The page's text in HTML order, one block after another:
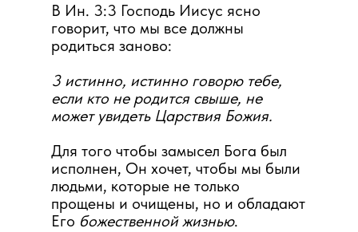
В Ин. 3:3 Господь Иисус ясно
говорит, что мы все должны
родиться заново:
3 истинно, истинно говорю тебе,
если кто не родится свыше, не
может увидеть Царствия Божия.
Для того чтобы замысел Бога был
исполнен, Он хочет, чтобы мы были
людьми, которые не только
прощены и очищены, но и обладают
Его божественной жизнью.